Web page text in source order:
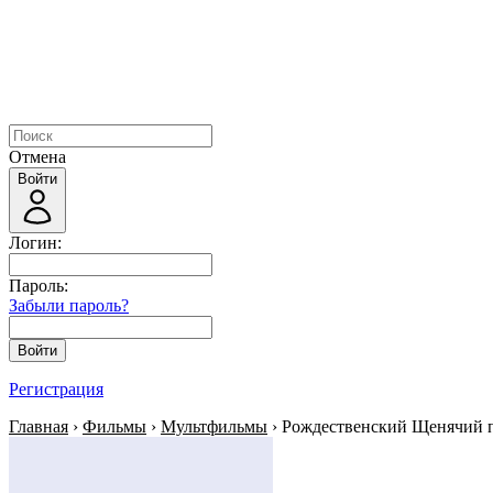
Отмена
Войти
Логин:
Пароль:
Забыли пароль?
Войти
Регистрация
Главная › Фильмы › Мультфильмы › Рождественский Щенячий